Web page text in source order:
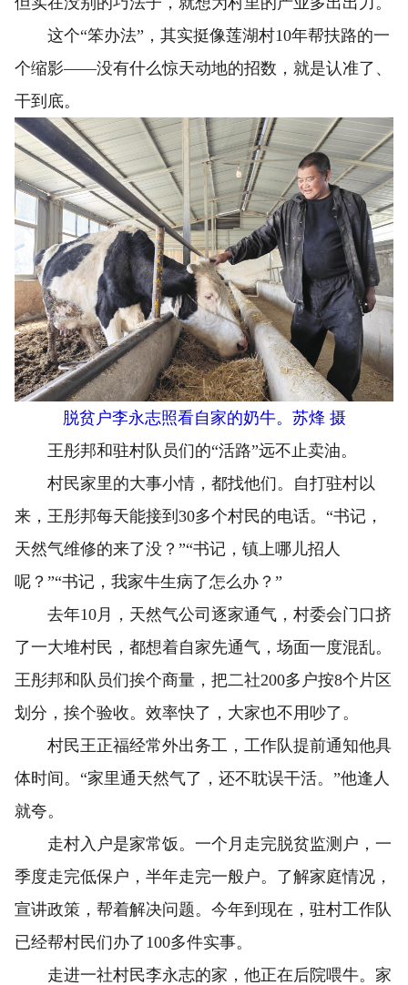
这个“笨办法”，其实挺像莲湖村10年帮扶路的一
个缩影——没有什么惊天动地的招数，就是认准了、
干到底。
脱贫户李永志照看自家的奶牛。苏烽 摄
王彤邦和驻村队员们的“活路”远不止卖油。
村民家里的大事小情，都找他们。自打驻村以
来，王彤邦每天能接到30多个村民的电话。“书记，
天然气维修的来了没？”“书记，镇上哪儿招人
呢？”“书记，我家牛生病了怎么办？”
去年10月，天然气公司逐家通气，村委会门口挤
了一大堆村民，都想着自家先通气，场面一度混乱。
王彤邦和队员们挨个商量，把二社200多户按8个片区
划分，挨个验收。效率快了，大家也不用吵了。
村民王正福经常外出务工，工作队提前通知他具
体时间。“家里通天然气了，还不耽误干活。”他逢人
就夸。
走村入户是家常饭。一个月走完脱贫监测户，一
季度走完低保户，半年走完一般户。了解家庭情况，
宣讲政策，帮着解决问题。今年到现在，驻村工作队
已经帮村民们办了100多件实事。
走进一社村民李永志的家，他正在后院喂牛。家